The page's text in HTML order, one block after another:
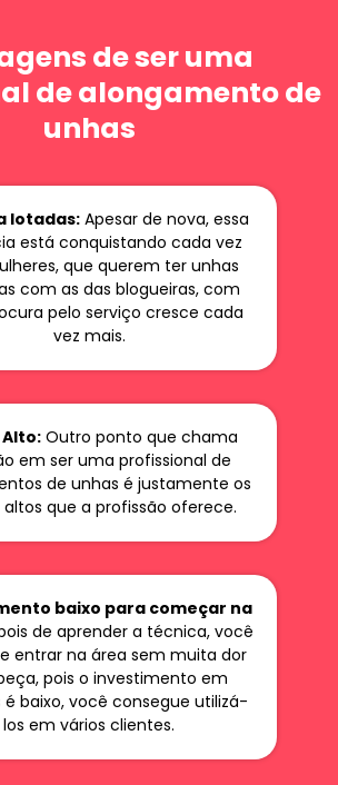
de ser uma
de alongamento de
unhas
lotadas:Apesar de nova, essa
está conquistando cada vez
que querem ter unhas
com as das blogueiras, com
pelo serviço cresce cada
vez mais.
Outro ponto que chama
em ser uma profissional de
de unhas é justamente os
que a profissão oferece.
baixo para começar na
de aprender a técnica, você
entrar na área sem muita dor
pois o investimento em
baixo, você consegue utilizá-
los em vários clientes.